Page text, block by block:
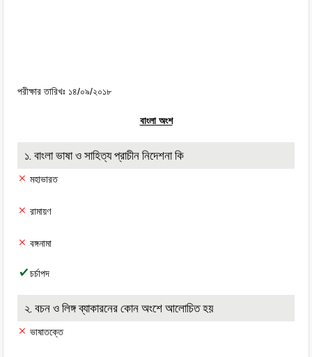
পরীক্ষার তারিখঃ ১৪/০৯/২০১৮
বাংলা অংশ
১. বাংলা ভাষা ও সাহিত্য প্রাচীন নিদেশনা কি
মহাভারত
রামায়ণ
বঙ্গনামা
চর্চাপদ
২. বচন ও লিঙ্গ ব্যাকারনের কোন অংশে আলোচিত হয়
ভাষাতক্তে